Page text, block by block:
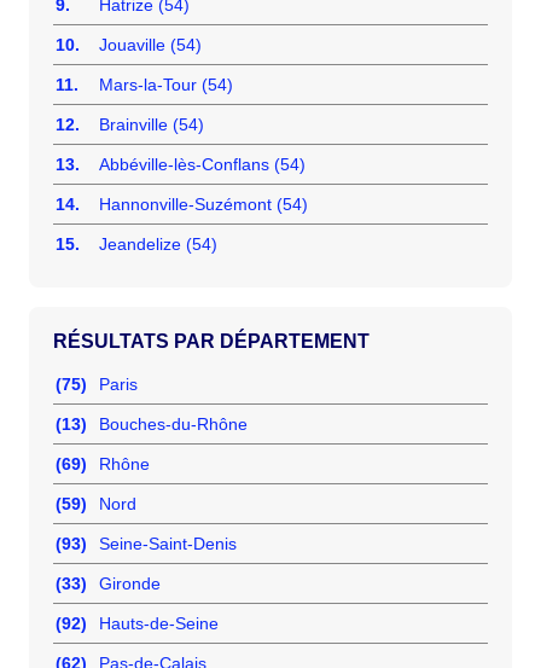
9. Hatrize (54)
10. Jouaville (54)
11. Mars-la-Tour (54)
12. Brainville (54)
13. Abbéville-lès-Conflans (54)
14. Hannonville-Suzémont (54)
15. Jeandelize (54)
RÉSULTATS PAR DÉPARTEMENT
(75) Paris
(13) Bouches-du-Rhône
(69) Rhône
(59) Nord
(93) Seine-Saint-Denis
(33) Gironde
(92) Hauts-de-Seine
(62) Pas-de-Calais